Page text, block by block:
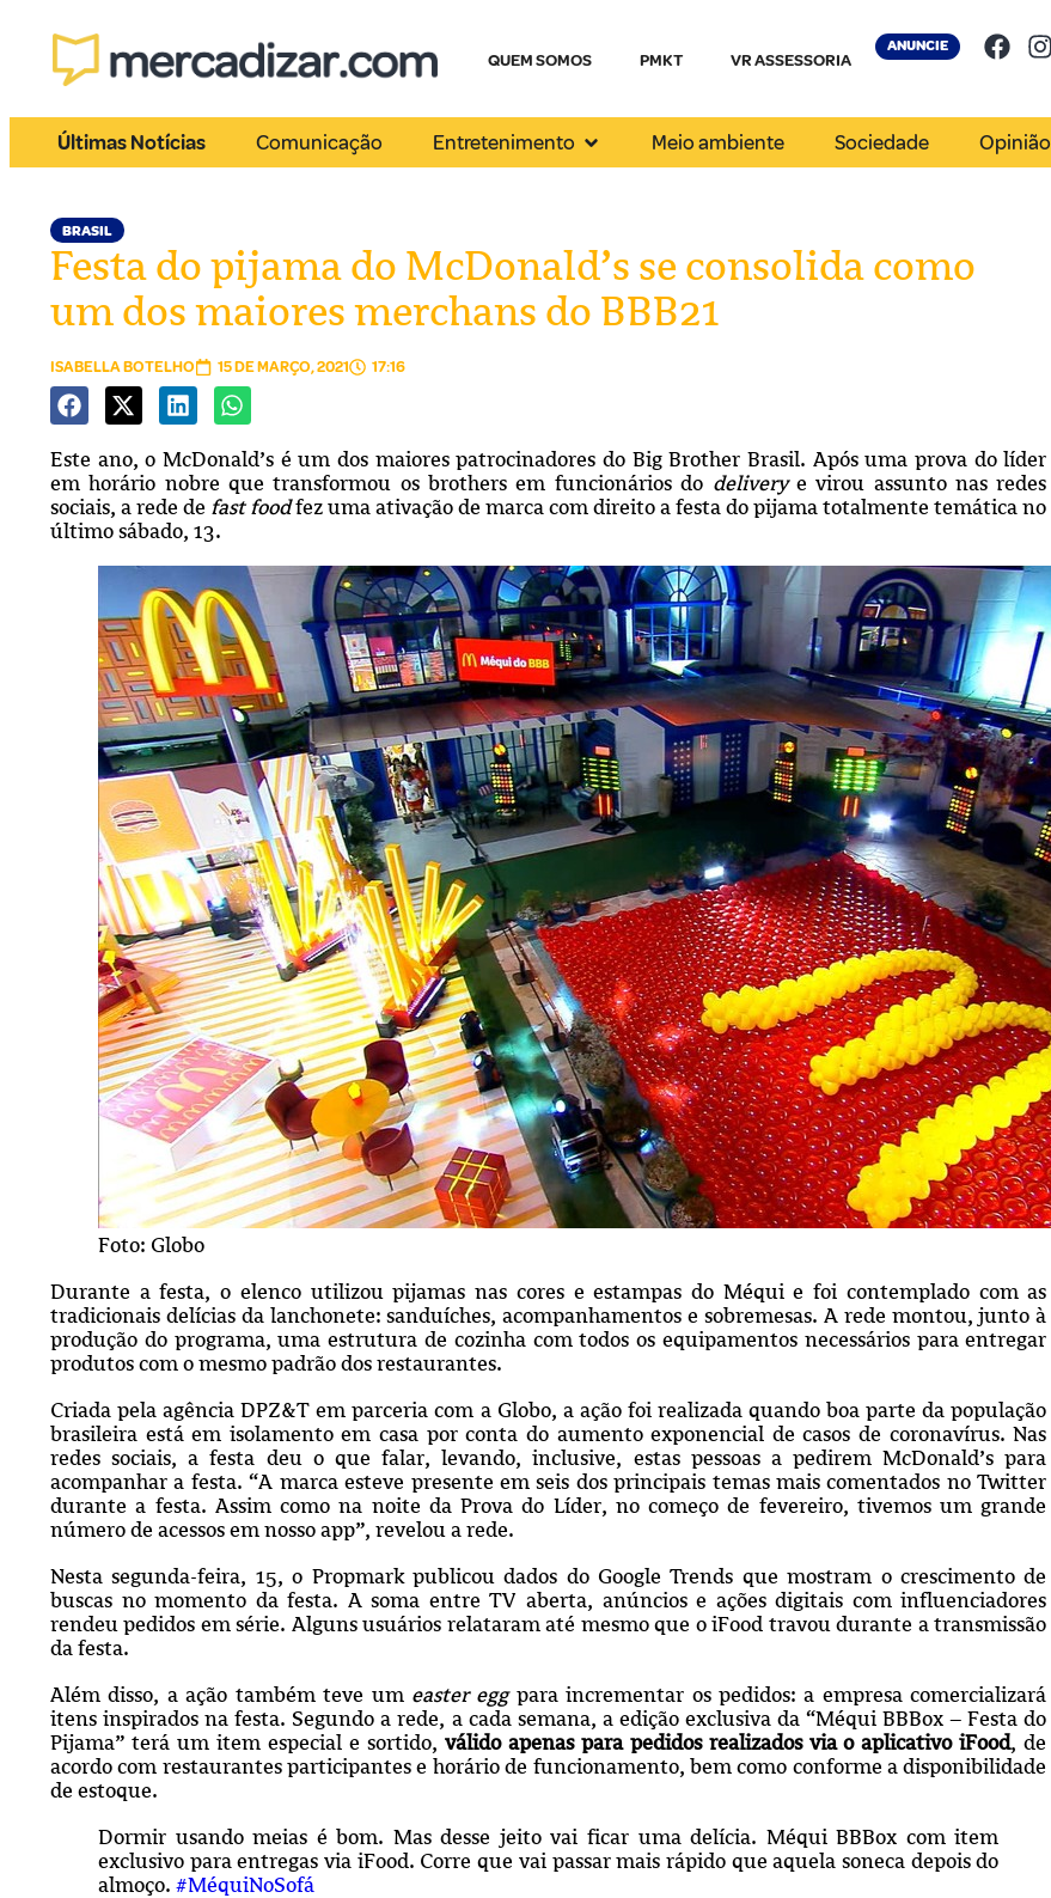
QUEM SOMOS PMKT VR ASSESSORIA
ANUNCIE
Últimas Notícias Comunicação Entretenimento Meio ambiente Sociedade Opinião
BRASIL
Festa do pijama do McDonald’s se consolida como
um dos maiores merchans do BBB21
ISABELLA BOTELHO 15 DE MARÇO, 2021 17:16
Este ano, o McDonald’s é um dos maiores patrocinadores do Big Brother Brasil. Após uma prova do líder
em horário nobre que transformou os brothers em funcionários do deliverye virou assunto nas redes
sociais, a rede de fast foodfez uma ativação de marca com direito a festa do pijama totalmente temática no
último sábado, 13.
Foto: Globo
Durante a festa, o elenco utilizou pijamas nas cores e estampas do Méqui e foi contemplado com as
tradicionais delícias da lanchonete: sanduíches, acompanhamentos e sobremesas. A rede montou, junto à
produção do programa, uma estrutura de cozinha com todosos equipamentos necessários para entregar
produtos com o mesmo padrão dos restaurantes.
Criada pela agência DPZ&T em parceria com a Globo, a ação foi realizada quando boa parte da população
brasileira está em isolamento em casa por conta do aumento exponencial de casos de coronavírus. Nas
redes sociais, a festa deu o que falar, levando, inclusive, estas pessoas a pedirem McDonald’s para
acompanhar a festa. “A marca esteve presente em seis dos principais temas mais comentados no Twitter
durante a festa. Assim como na noite da Prova do Líder, no começo de fevereiro, tivemos um grande
número de acessos em nosso app”, revelou a rede.
Nesta segunda-feira, 15, o Propmark publicou dados do Google Trends que mostram o crescimento de
buscas no momento da festa. A soma entre TV aberta, anúncios e ações digitais com influenciadores
rendeu pedidos em série. Alguns usuários relataram até mesmo que o iFood travou durante a transmissão
da festa.
Além disso, a ação também teve um easter eggpara incrementar os pedidos: a empresa comercializará
itens inspirados na festa. Segundo a rede, a cada semana, a edição exclusiva da “Méqui BBBox – Festa do
Pijama” terá um item especial e sortido, válido apenas para pedidos realizados via o aplicativo iFood, de
acordo com restaurantes participantes e horário de funcionamento, bem como conforme a disponibilidade
de estoque.
Dormir usando meias é bom. Mas desse jeito vai ficar uma delícia. Méqui BBBox com item
exclusivo para entregas via iFood. Corre que vai passar mais rápido que aquela soneca depois do
almoço. #MéquiNoSofá